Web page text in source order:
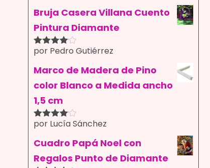
5
Bruja Casera Villana Cuento
Pintura Diamante
Valorado
5
por Pedro Gutiérrez
Marco de Madera de Pino
color Blanco a Medida ancho
1,5 cm
Valorado
5
por Lucía Sánchez
Cuadro Papá Noel con
Regalos Punto de Diamante